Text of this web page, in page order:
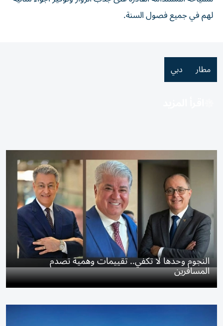
لهم في جميع فصول السنة.
مطار دبي
النجوم وحدها لا تكفي.. تقييمات وهمية تصدم
المسافرين